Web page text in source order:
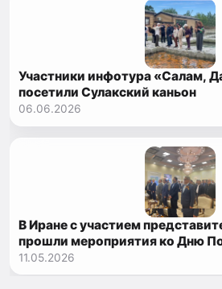
Участники инфотура «Салам,
посетили Сулакский каньон
06.06.2026
В Иране с участием
прошли мероприятия ко Дню
11.05.2026